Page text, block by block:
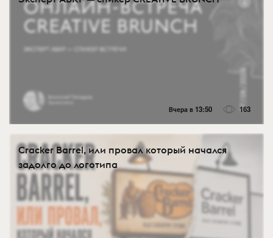
Вчера в 13:50 163
Cracker Barrel, или провал который начался
задолго до логотипа